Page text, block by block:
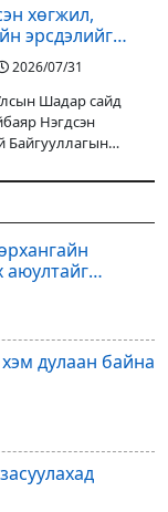
хөгжил,
эрсдэлийг
чиглэлээр
хамтын
санал
2026/07/31
Шадар сайд
Нэгдсэн
Байгууллагын
хүлээн авч уулзан,
өнөөгийн байдал
аюултайг
дулаан байна